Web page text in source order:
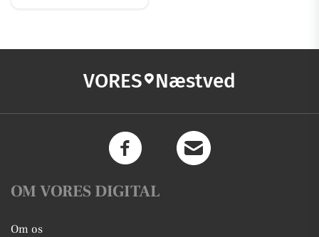
VORES Næstved
OM VORES DIGITAL
Om os